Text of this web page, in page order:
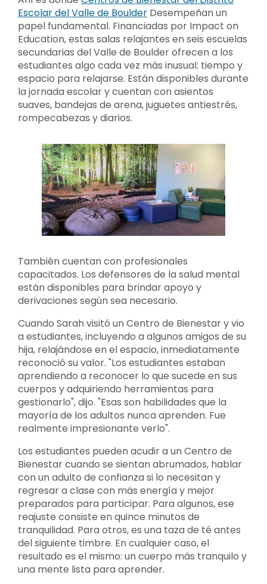
Escolar del Valle de Boulder Desempeñan un
papel fundamental. Financiadas por Impact on
Education, estas salas relajantes en seis escuelas
secundarias del Valle de Boulder ofrecen a los
estudiantes algo cada vez más inusual: tiempo y
espacio para relajarse. Están disponibles durante
la jornada escolar y cuentan con asientos
suaves, bandejas de arena, juguetes antiestrés,
rompecabezas y diarios.
También cuentan con profesionales
capacitados. Los defensores de la salud mental
están disponibles para brindar apoyo y
derivaciones según sea necesario.
Cuando Sarah visitó un Centro de Bienestar y vio
a estudiantes, incluyendo a algunos amigos de su
hija, relajándose en el espacio, inmediatamente
reconoció su valor. "Los estudiantes estaban
aprendiendo a reconocer lo que sucede en sus
cuerpos y adquiriendo herramientas para
gestionarlo", dijo. "Esas son habilidades que la
mayoría de los adultos nunca aprenden. Fue
realmente impresionante verlo".
Los estudiantes pueden acudir a un Centro de
Bienestar cuando se sientan abrumados, hablar
con un adulto de confianza si lo necesitan y
regresar a clase con más energía y mejor
preparados para participar. Para algunos, ese
reajuste consiste en quince minutos de
tranquilidad. Para otros, es una taza de té antes
del siguiente timbre. En cualquier caso, el
resultado es el mismo: un cuerpo más tranquilo y
una mente lista para aprender.